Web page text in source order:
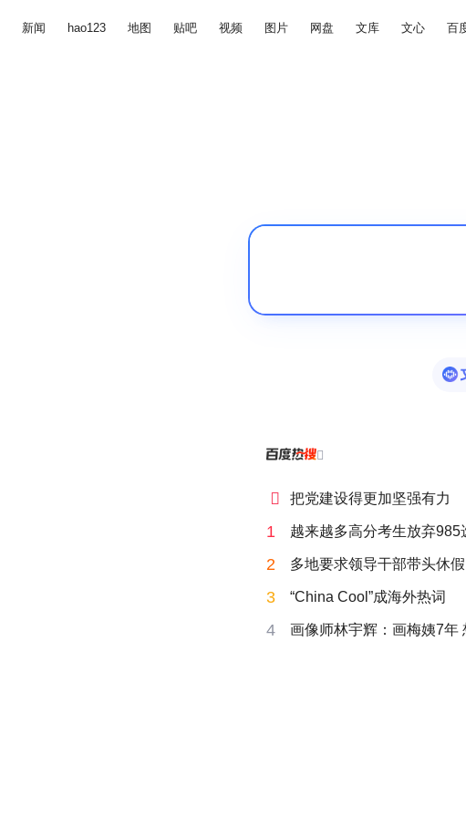
新闻 hao123 地图 贴吧 视频 图片 网盘 文库 文心 百

 把党建设得更加坚强有力
1 越来越多高分考生放弃985
2 多地要求领导干部带头休假
3 “China Cool”成海外热词
4 画像师林宇辉：画梅姨7年 想